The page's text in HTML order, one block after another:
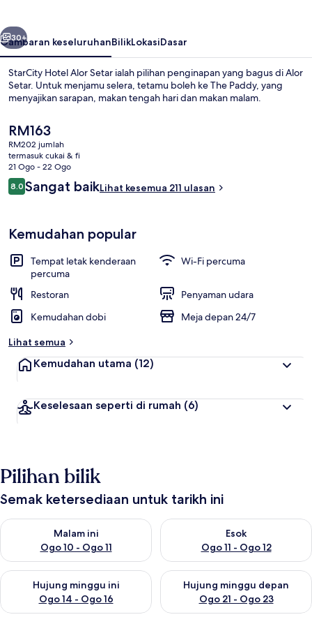
Bahagian luar
Seterusnya
30+
Gambaran keseluruhanBilikLokasiDasar
StarCity Hotel Alor Setar ialah pilihan penginapan yang bagus di Alor
Setar. Untuk menjamu selera, tetamu boleh ke The Paddy, yang
menyajikan sarapan, makan tengah hari dan makan malam.
Harga
semasa
ialah
RM163
RM163
RM202 jumlah
termasuk cukai & fi
21 Ogo - 22 Ogo
Ulasan
8.08.0 daripada 10
Sangat baikLihat kesemua 211 ulasan
Kemudahan popular
Tempat letak kenderaan
percuma
Wi-Fi percuma
Restoran
Penyaman udara
Kemudahan dobi
Meja depan 24/7
Lihat semua
Kemudahan utama (12)
Keselesaan seperti di rumah (6)
Pilihan bilik
Semak ketersediaan untuk tarikh ini
Malam ini
Ogo 10 - Ogo 11
Semak ketersediaan untuk malam ini Ogo 10 - Ogo 11
Esok
Ogo 11 - Ogo 12
Semak ketersediaan untuk
Hujung minggu ini
Ogo 14 - Ogo 16
Semak ketersediaan untuk hujung minggu ini Ogo 14 - Ogo 16
Hujung minggu depan
Ogo 21 - Ogo 23
Semak ketersediaan untuk